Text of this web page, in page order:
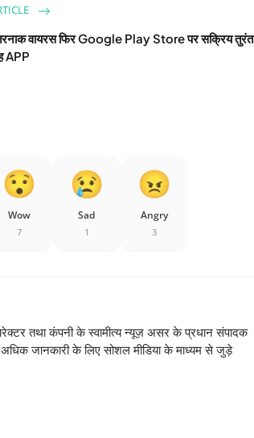
वायरस फिर Google Play Store पर सक्रिय तुरंत
APP
Wow
7
Sad
1
Angry
3
तथा कंपनी के स्वामीत्य न्यूज़ असर के प्रधान संपादक
अधिक जानकारी के लिए सोशल मीडिया के माध्यम से जुड़े